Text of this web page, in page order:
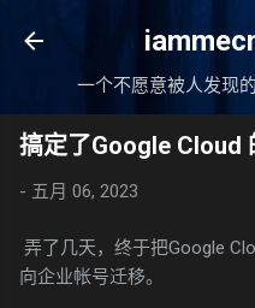
跳至
一个不愿意被人发现
搞定了Google Cloud
- 五月 06, 2023
弄了几天，终于把Google
向企业帐号迁移。